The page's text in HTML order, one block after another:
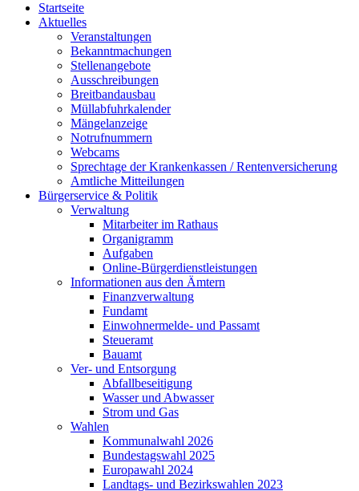
Startseite
Aktuelles
Veranstaltungen
Bekanntmachungen
Stellenangebote
Ausschreibungen
Breitbandausbau
Müllabfuhrkalender
Mängelanzeige
Notrufnummern
Webcams
Sprechtage der Krankenkassen / Rentenversicherung
Amtliche Mitteilungen
Bürgerservice & Politik
Verwaltung
Mitarbeiter im Rathaus
Organigramm
Aufgaben
Online-Bürgerdienstleistungen
Informationen aus den Ämtern
Finanzverwaltung
Fundamt
Einwohnermelde- und Passamt
Steueramt
Bauamt
Ver- und Entsorgung
Abfallbeseitigung
Wasser und Abwasser
Strom und Gas
Wahlen
Kommunalwahl 2026
Bundestagswahl 2025
Europawahl 2024
Landtags- und Bezirkswahlen 2023